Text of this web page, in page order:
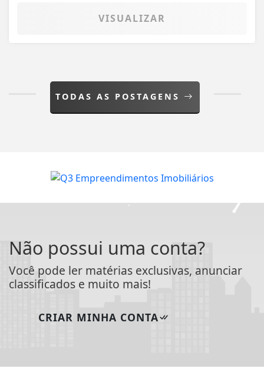
VISUALIZAR
TODAS AS POSTAGENS
Não possui uma conta?
Você pode ler matérias exclusivas, anunciar
classificados e muito mais!
CRIAR MINHA CONTA